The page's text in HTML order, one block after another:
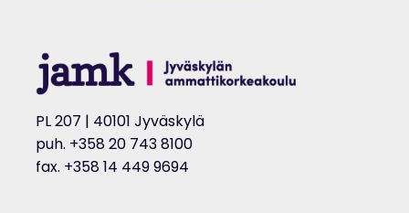
PL 207 | 40101 Jyväskylä
puh. +358 20 743 8100
fax. +358 14 449 9694